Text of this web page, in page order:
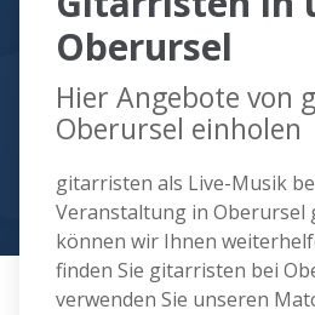
Oberursel
Hier Angebote von
Oberursel einholen
gitarristen als Live-Musik
Veranstaltung in Oberursel
können wir Ihnen
finden Sie gitarristen bei
verwenden Sie unseren